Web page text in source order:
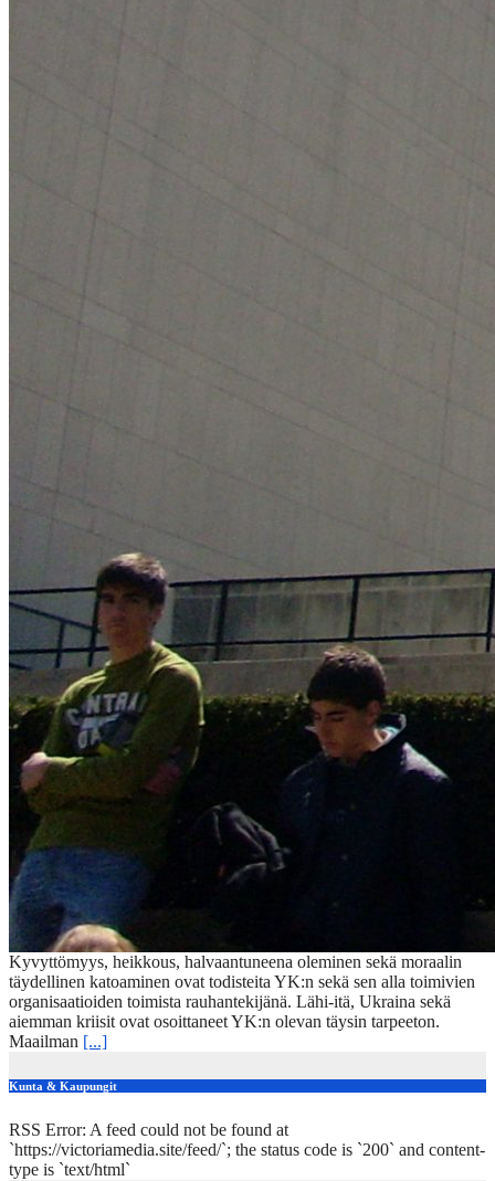
Kyvyttömyys, heikkous, halvaantuneena oleminen sekä moraalin
täydellinen katoaminen ovat todisteita YK:n sekä sen alla toimivien
organisaatioiden toimista rauhantekijänä. Lähi-itä, Ukraina sekä
aiemman kriisit ovat osoittaneet YK:n olevan täysin tarpeeton.
Maailman [...]
Kunta & Kaupungit
RSS Error: A feed could not be found at
`https://victoriamedia.site/feed/`; the status code is `200` and content-
type is `text/html`